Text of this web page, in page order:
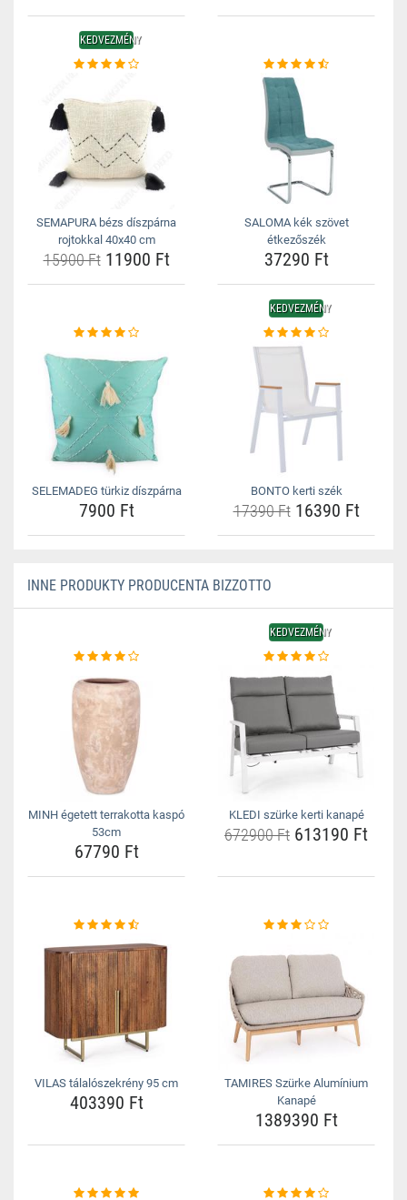
KEDVEZMÉNY
SEMAPURA bézs díszpárna
rojtokkal 40x40 cm
15900 Ft11900 Ft
SALOMA kék szövet
étkezőszék
37290 Ft
SELEMADEG türkiz díszpárna
7900 Ft
KEDVEZMÉNY
BONTO kerti szék
17390 Ft16390 Ft
INNE PRODUKTY PRODUCENTA BIZZOTTO
MINH égetett terrakotta kaspó
53cm
67790 Ft
KEDVEZMÉNY
KLEDI szürke kerti kanapé
672900 Ft 613190 Ft
VILAS tálalószekrény 95 cm
403390 Ft
TAMIRES Szürke Alumínium
Kanapé
1389390 Ft